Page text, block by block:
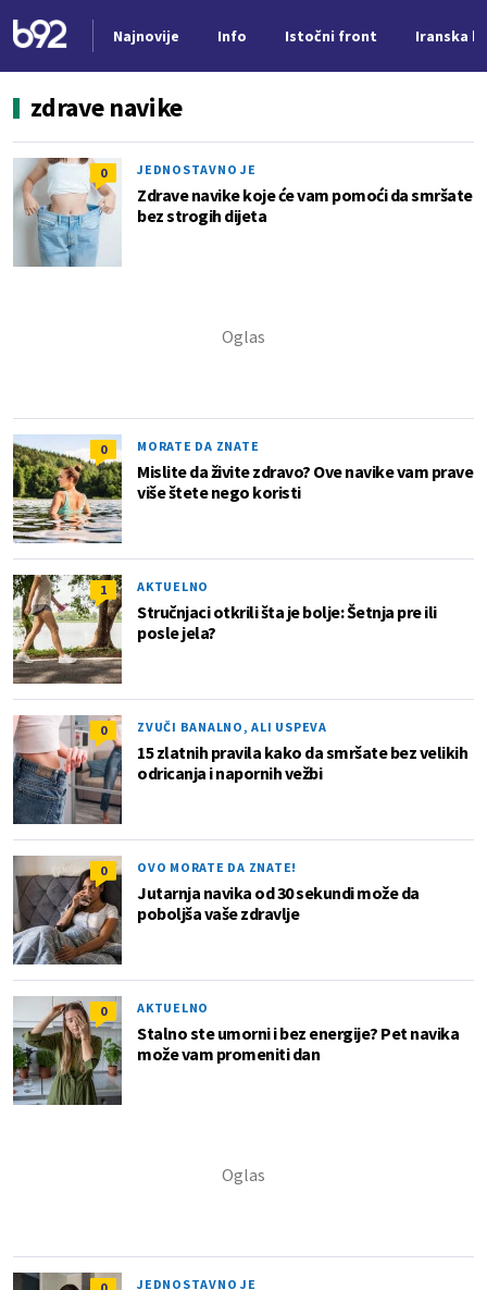
Najnovije Info Istočni front Iranska
zdrave navike
0 JEDNOSTAVNO JE
Zdrave navike koje će vam pomoći da smršate
bez strogih dijeta
0 MORATE DA ZNATE
Mislite da živite zdravo? Ove navike vam prave
više štete nego koristi
1 AKTUELNO
Stručnjaci otkrili šta je bolje: Šetnja pre ili
posle jela?
0 ZVUČI BANALNO, ALI USPEVA
15 zlatnih pravila kako da smršate bez velikih
odricanja i napornih vežbi
0 OVO MORATE DA ZNATE!
Jutarnja navika od 30 sekundi može da
poboljša vaše zdravlje
0 AKTUELNO
Stalno ste umorni i bez energije? Pet navika
može vam promeniti dan
JEDNOSTAVNO JE